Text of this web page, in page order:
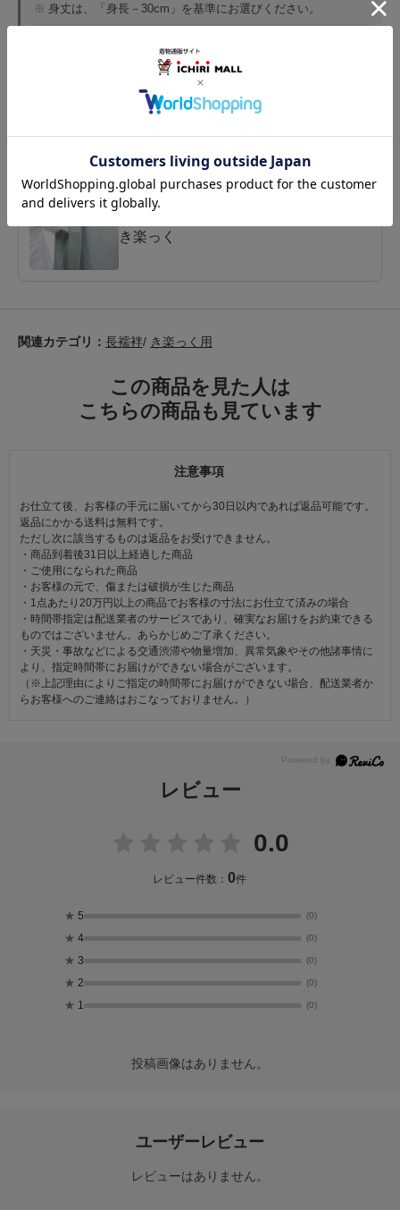
※ 身丈は、「身長－30cm」を基準にお選びください。
マジックテープ上端位置は全サイズ共通で袖山から2cmと14.
5cmの位置に前後2個ずつ（計4個）
ブランド
き楽っく
関連カテゴリ： 長襦袢/ き楽っく用
この商品を見た人は
こちらの商品も見ています
注意事項
お仕立て後、お客様の手元に届いてから30日以内であれば返品可能です。
返品にかかる送料は無料です。
ただし次に該当するものは返品をお受けできません。
・商品到着後31日以上経過した商品
・ご使用になられた商品
・お客様の元で、傷または破損が生じた商品
・1点あたり20万円以上の商品でお客様の寸法にお仕立て済みの場合
・時間帯指定は配送業者のサービスであり、確実なお届けをお約束できる
ものではございません。あらかじめご了承ください。
・天災・事故などによる交通渋滞や物量増加、異常気象やその他諸事情に
より、指定時間帯にお届けができない場合がございます。
（※上記理由によりご指定の時間帯にお届けができない場合、配送業者か
らお客様へのご連絡はおこなっておりません。）
レビュー
0.0
レビュー件数：0件
★ 5 (0)
★ 4 (0)
★ 3 (0)
★ 2 (0)
★ 1 (0)
投稿画像はありません。
ユーザーレビュー
レビューはありません。